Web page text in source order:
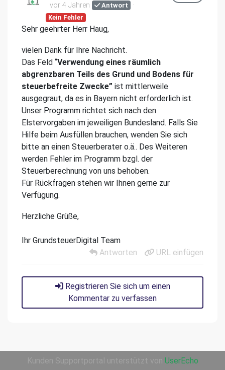
vor 4 Jahren
Antwort
Kein Fehler
Sehr geehrter Herr Haug,
vielen Dank für Ihre Nachricht.
Das Feld “Verwendung eines räumlich
abgrenzbaren Teils des Grund und Bodens für
steuerbefreite Zwecke” ist mittlerweile
ausgegraut, da es in Bayern nicht erforderlich ist.
Unser Programm richtet sich nach den
Elstervorgaben im jeweiligen Bundesland. Falls Sie
Hilfe beim Ausfüllen brauchen, wenden Sie sich
bitte an einen Steuerberater o.ä.. Des Weiteren
werden Fehler im Programm bzgl. der
Steuerberechnung von uns behoben.
Für Rückfragen stehen wir Ihnen gerne zur
Verfügung.
Herzliche Grüße,
Ihr GrundsteuerDigital Team
Antworten
URL einfügen
Registrieren Sie sich um einen
Kommentar zu verfassen
Kunden Supportportal unterstützt von UserEcho